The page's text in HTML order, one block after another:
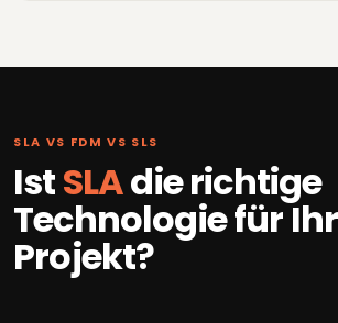
SLA VS FDM VS SLS
IstSLAdie richtige
Technologie für Ihr
Projekt?